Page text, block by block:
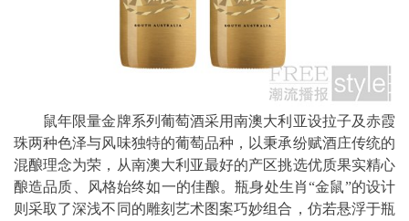
鼠年限量金牌系列葡萄酒采用南澳大利亚设拉子及赤霞
珠两种色泽与风味独特的葡萄品种，以秉承纷赋酒庄传统的
混酿理念为荣，从南澳大利亚最好的产区挑选优质果实精心
酿造品质、风格始终如一的佳酿。瓶身处生肖“金鼠”的设计
则采取了深浅不同的雕刻艺术图案巧妙组合，仿若悬浮于瓶